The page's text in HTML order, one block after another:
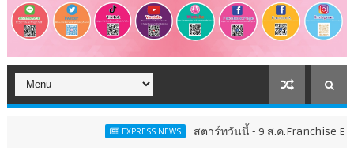
EXPRESS NEWS สตาร์ทวันนี้ - 9 ส.ค.Franchise Expo